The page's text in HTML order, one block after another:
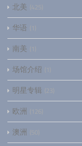
北美 425
华语 1
南美 1
场馆介绍 1
明星专辑 23
欧洲 126
澳洲 50